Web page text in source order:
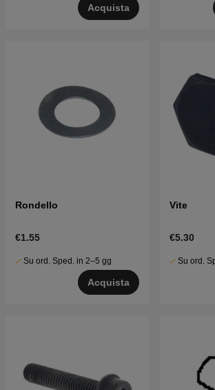
Acquista
Rondello
€1.55
Su ord. Sped. in 2–5 gg
Acquista
Vite
€5.30
Su ord.